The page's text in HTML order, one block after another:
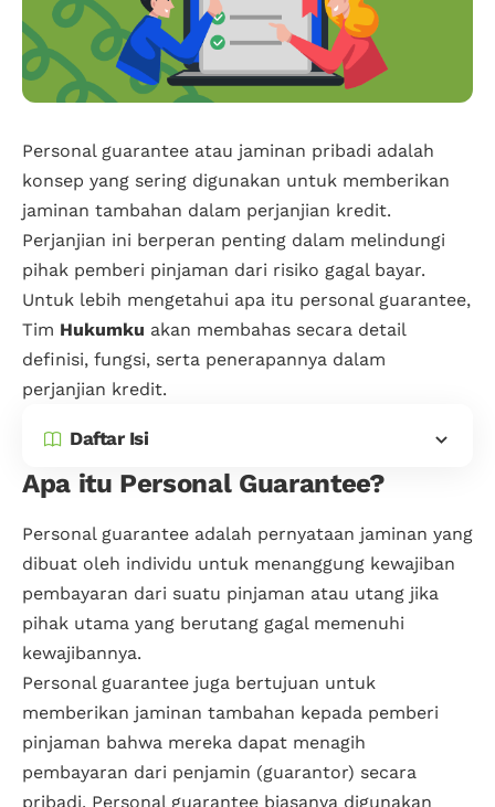
Personal guarantee atau jaminan pribadi adalah
konsep yang sering digunakan untuk memberikan
jaminan tambahan dalam perjanjian kredit.
Perjanjian ini berperan penting dalam melindungi
pihak pemberi pinjaman dari risiko gagal bayar.
Untuk lebih mengetahui apa itu personal guarantee,
Tim Hukumku akan membahas secara detail
definisi, fungsi, serta penerapannya dalam
perjanjian kredit.
Daftar Isi
Apa itu Personal Guarantee?
Personal guarantee adalah pernyataan jaminan yang
dibuat oleh individu untuk menanggung kewajiban
pembayaran dari suatu pinjaman atau utang jika
pihak utama yang berutang gagal memenuhi
kewajibannya.
Personal guarantee juga bertujuan untuk
memberikan jaminan tambahan kepada pemberi
pinjaman bahwa mereka dapat menagih
pembayaran dari penjamin (guarantor) secara
pribadi. Personal guarantee biasanya digunakan